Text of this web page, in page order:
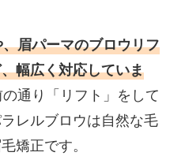
眉パーマのブロウリフ
幅広く対応していま
通り「リフト」をして
レルブロウは自然な毛
矯正です。